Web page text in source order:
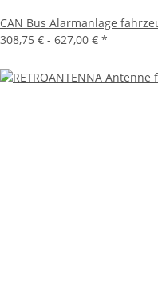
CAN Bus Alarmanlage
308,75 € - 627,00 € *